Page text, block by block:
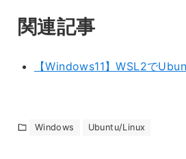
関連記事
【Windows11】WSL2で
Windows Ubuntu/Linux